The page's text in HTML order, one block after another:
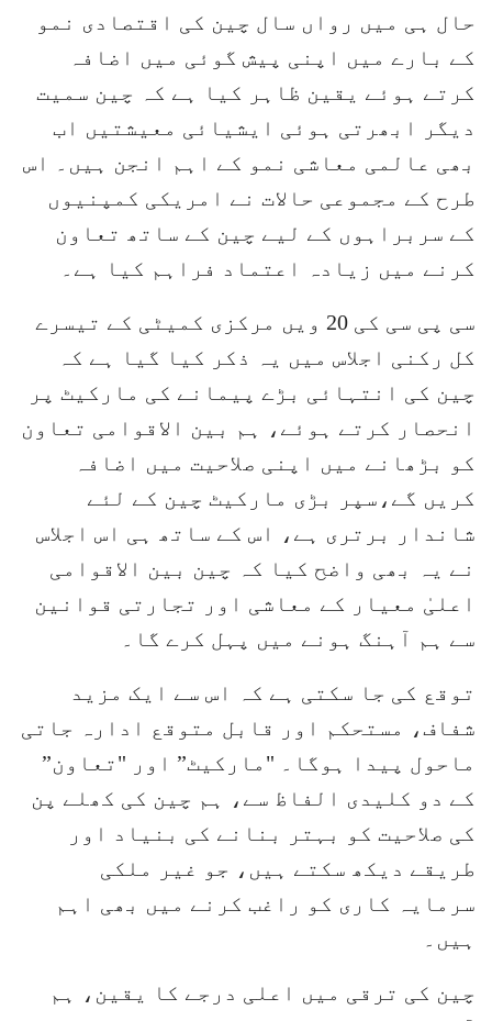
حال ہی میں رواں سال چین کی اقتصادی نمو
کے بارے میں اپنی پیش گوئی میں اضافہ
کرتے ہوئے یقین ظاہر کیا ہے کہ چین سمیت
دیگر ابھرتی ہوئی ایشیائی معیشتیں اب
بھی عالمی معاشی نمو کے اہم انجن ہیں۔ اس
طرح کے مجموعی حالات نے امریکی کمپنیوں
کے سربراہوں کے لیے چین کے ساتھ تعاون
کرنے میں زیادہ اعتماد فراہم کیا ہے۔
سی پی سی کی 20 ویں مرکزی کمیٹی کے تیسرے
کل رکنی اجلاس میں یہ ذکر کیا گیا ہے کہ
چین کی انتہائی بڑے پیمانے کی مارکیٹ پر
انحصار کرتے ہوئے، ہم بین الاقوامی تعاون
کو بڑھانے میں اپنی صلاحیت میں اضافہ
کریں گے،سپر بڑی مارکیٹ چین کے لئے
شاندار برتری ہے، اس کے ساتھ ہی اس اجلاس
نے یہ بھی واضح کیا کہ چین بین الاقوامی
اعلیٰ معیار کے معاشی اور تجارتی قوانین
سے ہم آہنگ ہونے میں پہل کرے گا۔
توقع کی جا سکتی ہے کہ اس سے ایک مزید
شفاف، مستحکم اور قابل متوقع ادارہ جاتی
ماحول پیدا ہوگا۔ "مارکیٹ” اور "تعاون”
کے دو کلیدی الفاظ سے، ہم چین کی کھلے پن
کی صلاحیت کو بہتر بنانے کی بنیاد اور
طریقے دیکھ سکتے ہیں، جو غیر ملکی
سرمایہ کاری کو راغب کرنے میں بھی اہم
ہیں۔
چین کی ترقی میں اعلی درجے کا یقین، ہم